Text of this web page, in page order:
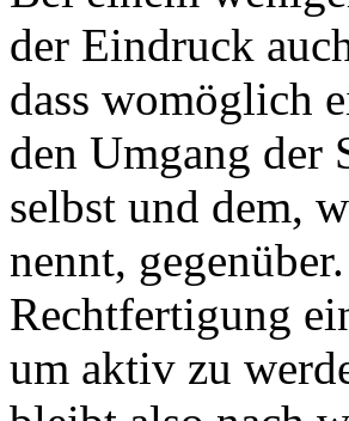
der Eindruck
dass womöglich
den Umgang der
selbst und dem,
nennt,
Rechtfertigung
um aktiv zu